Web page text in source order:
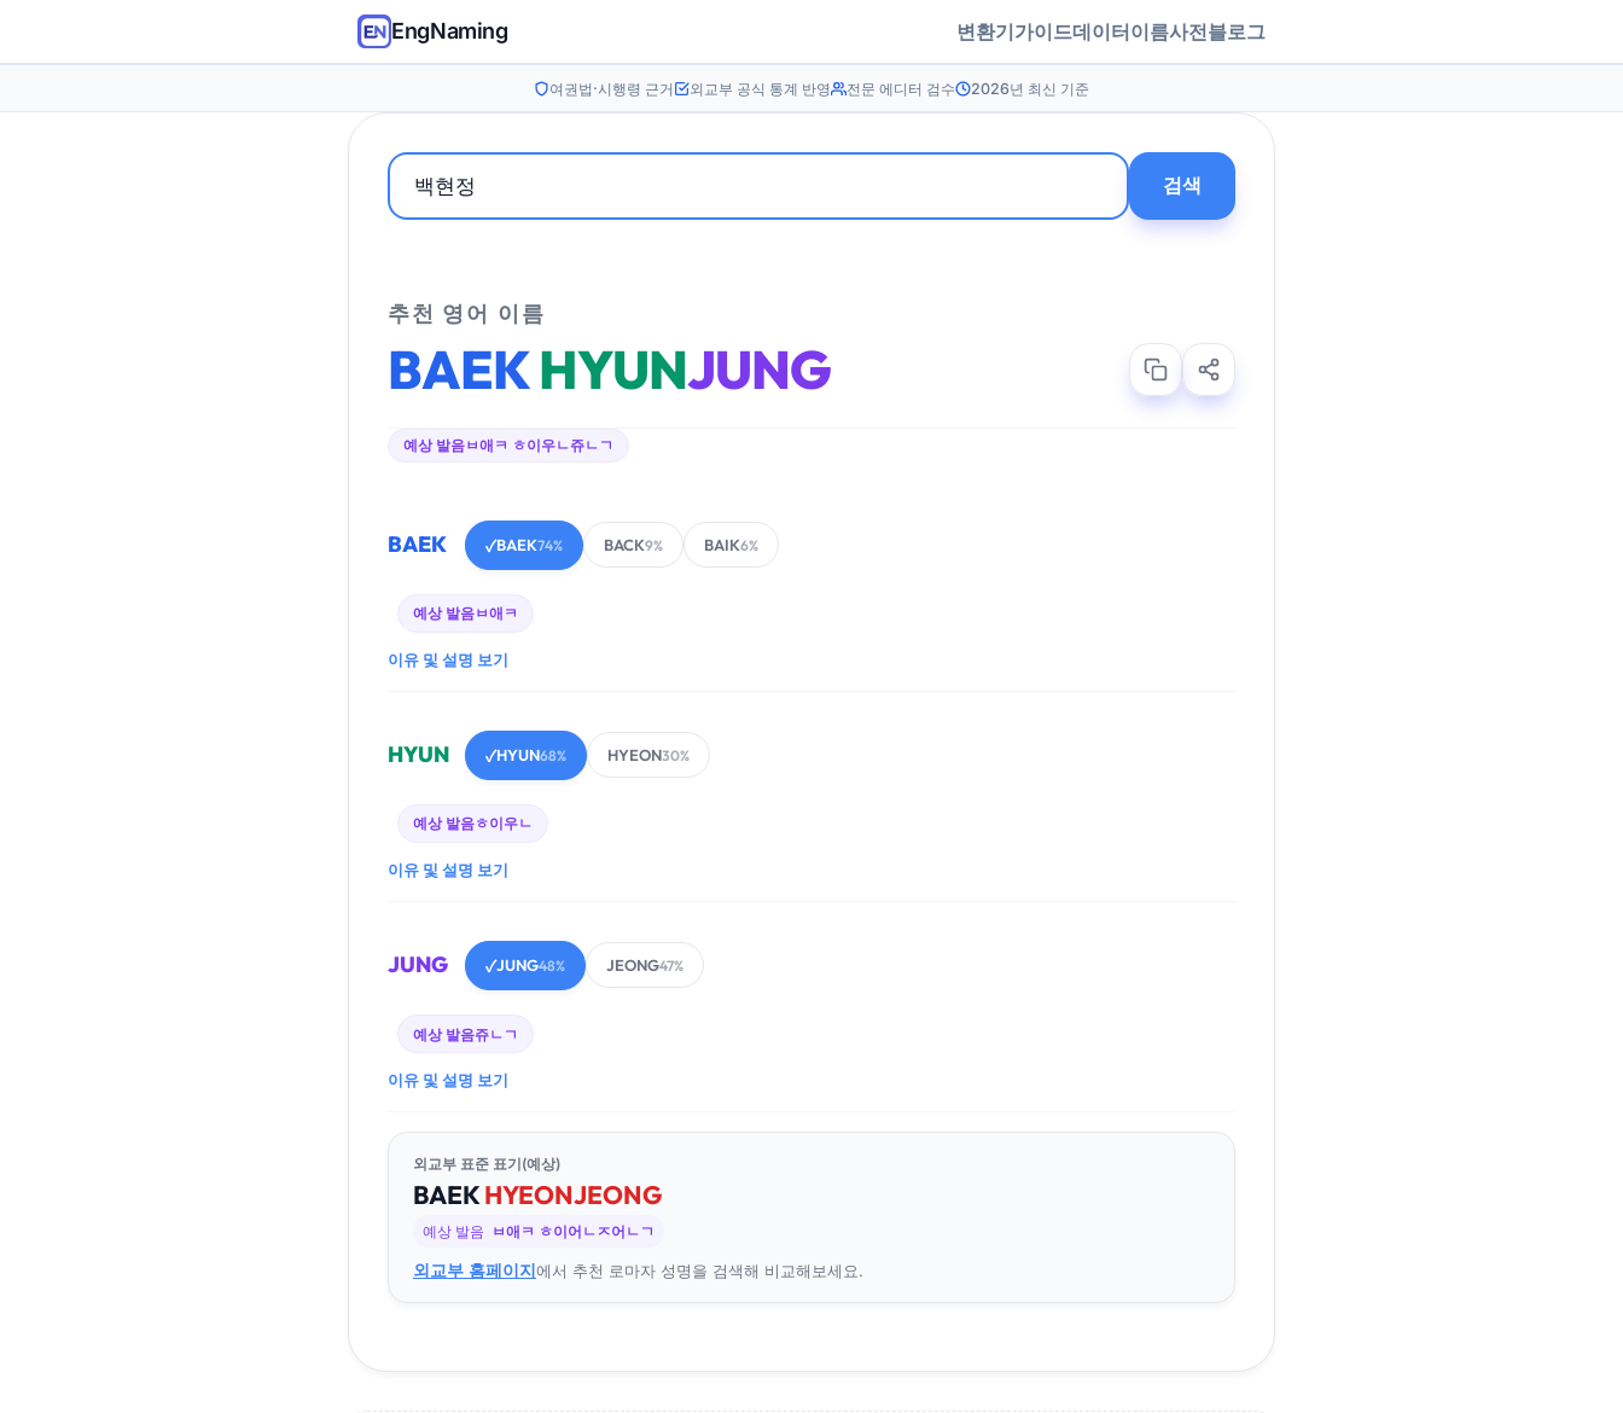
EngNaming 변환기가이드데이터이름사전블로그
여권법·시행령 근거 외교부 공식 통계 반영 전문 에디터 검수 2026년 최신 기준
검색
추천 영어 이름
BAEKHYUNJUNG
예상 발음ㅂ애ㅋ ㅎ이우ㄴ쥬ㄴㄱ
BAEK ✓BAEK74% BACK9% BAIK6%
예상 발음ㅂ애ㅋ
이유 및 설명 보기
HYUN ✓HYUN68% HYEON30%
예상 발음ㅎ이우ㄴ
이유 및 설명 보기
JUNG ✓JUNG48% JEONG47%
예상 발음쥬ㄴㄱ
이유 및 설명 보기
외교부 표준 표기(예상)
BAEKHYEONJEONG
예상 발음 ㅂ애ㅋ ㅎ이어ㄴㅈ어ㄴㄱ
외교부 홈페이지에서 추천 로마자 성명을 검색해 비교해보세요.